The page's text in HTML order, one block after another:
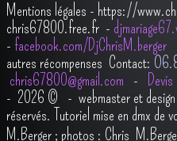
Mentions légales - https://
chris67800.free.fr -
- facebook.com/DjChrisM.berger
autres récompenses Contact:
chris67800@gmail.com - Devis
- 2026 © - webmaster et design
réservés. Tutoriel mise en dmx de
M.Berger ; photos : Chris